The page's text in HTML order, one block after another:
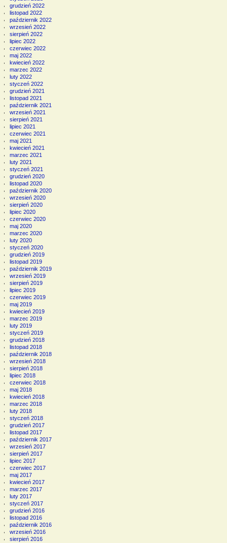
grudzień 2022
listopad 2022
październik 2022
wrzesień 2022
sierpień 2022
lipiec 2022
czerwiec 2022
maj 2022
kwiecień 2022
marzec 2022
luty 2022
styczeń 2022
grudzień 2021
listopad 2021
październik 2021
wrzesień 2021
sierpień 2021
lipiec 2021
czerwiec 2021
maj 2021
kwiecień 2021
marzec 2021
luty 2021
styczeń 2021
grudzień 2020
listopad 2020
październik 2020
wrzesień 2020
sierpień 2020
lipiec 2020
czerwiec 2020
maj 2020
marzec 2020
luty 2020
styczeń 2020
grudzień 2019
listopad 2019
październik 2019
wrzesień 2019
sierpień 2019
lipiec 2019
czerwiec 2019
maj 2019
kwiecień 2019
marzec 2019
luty 2019
styczeń 2019
grudzień 2018
listopad 2018
październik 2018
wrzesień 2018
sierpień 2018
lipiec 2018
czerwiec 2018
maj 2018
kwiecień 2018
marzec 2018
luty 2018
styczeń 2018
grudzień 2017
listopad 2017
październik 2017
wrzesień 2017
sierpień 2017
lipiec 2017
czerwiec 2017
maj 2017
kwiecień 2017
marzec 2017
luty 2017
styczeń 2017
grudzień 2016
listopad 2016
październik 2016
wrzesień 2016
sierpień 2016